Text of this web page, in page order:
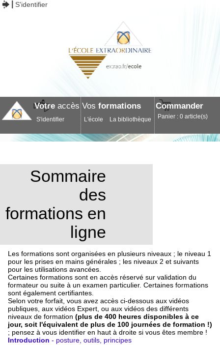
S'identifier
Votreaccès
S'identifier
Vos formations
L'école La bibliothèque
Commander
Panier : 0 article(s)
Sommaire
des
formations en
ligne
Les formations sont organisées en plusieurs niveaux ; le niveau 1
pour les prises en mains générales ; les niveaux 2 et suivants
pour les utilisations avancées.
Certaines formations sont en accès réservé sur validation du
formateur ou suite à un examen particulier. Certaines formations
sont également certifiantes.
Selon votre forfait, vous avez accès ci-dessous aux vidéos
publiques, aux vidéos Expert, ou aux vidéos des différents
niveaux de formation (plus de 400 heures disponibles à ce
jour, soit l'équivalent de plus de 100 journées de formation !)
; pensez à vous identifier en haut à droite si vous êtes membre !
Introduction - posture, outils, principes